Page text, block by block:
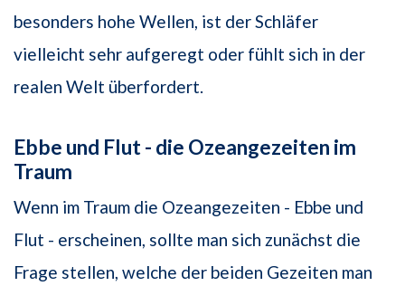
besonders hohe Wellen, ist der Schläfer
vielleicht sehr aufgeregt oder fühlt sich in der
realen Welt überfordert.
Ebbe und Flut - die Ozeangezeiten im
Traum
Wenn im Traum die Ozeangezeiten - Ebbe und
Flut - erscheinen, sollte man sich zunächst die
Frage stellen, welche der beiden Gezeiten man